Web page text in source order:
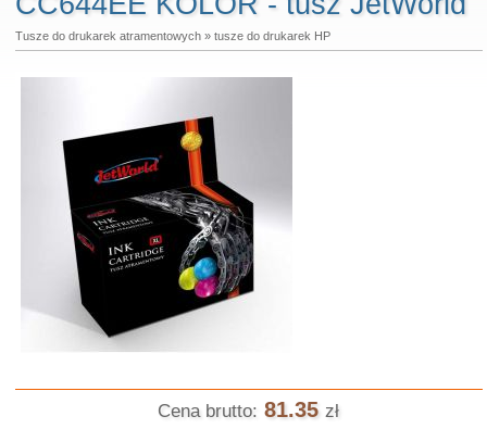
Tusze do drukarek atramentowych» tusze do drukarek HP
Cena brutto: 81.35 zł